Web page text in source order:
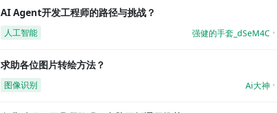
AI Agent开发工程师的路径与挑战？
人工智能 强健的手套_dSeM4C
求助各位图片转绘方法？
图像识别 Ai大神